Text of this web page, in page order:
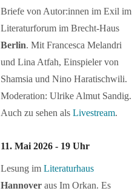
Briefe von Autor:innen im Exil im
Literaturforum im Brecht-Haus
Berlin. Mit Francesca Melandri
und Lina Atfah, Einspieler von
Shamsia und Nino Haratischwili.
Moderation: Ulrike Almut Sandig.
Auch zu sehen alsLivestream.
11. Mai 2026 - 19 Uhr
Lesung imLiteraturhaus
Hannover aus Im Orkan. Es